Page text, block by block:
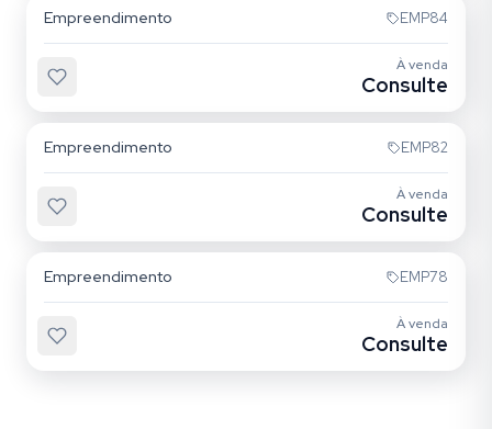
Empreendimento EMP84
À venda
Consulte
Empreendimento EMP82
À venda
Consulte
Empreendimento EMP78
À venda
Consulte